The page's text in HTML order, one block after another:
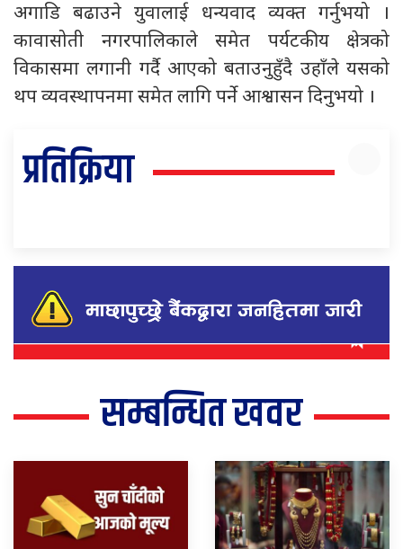
अगाडि बढाउने युवालाई धन्यवाद व्यक्त गर्नुभयो ।
कावासोती नगरपालिकाले समेत पर्यटकीय क्षेत्रको
विकासमा लगानी गर्दै आएको बताउनुहुँदै उहाँले यसको
थप व्यवस्थापनमा समेत लागि पर्ने आश्वासन दिनुभयो ।
प्रतिक्रिया
सम्बन्धित खवर